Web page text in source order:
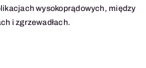
wysokoprądowych, między
i zgrzewadłach.